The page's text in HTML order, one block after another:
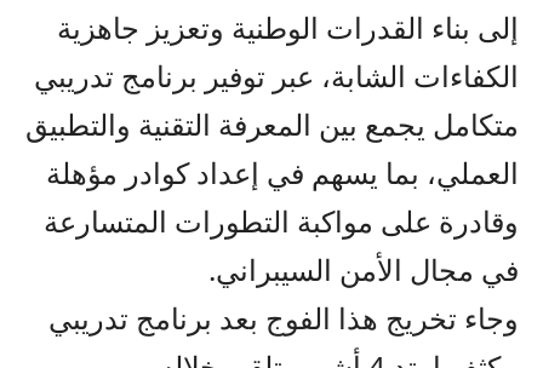
إلى بناء القدرات الوطنية وتعزيز جاهزية
الكفاءات الشابة، عبر توفير برنامج تدريبي
متكامل يجمع بين المعرفة التقنية والتطبيق
العملي، بما يسهم في إعداد كوادر مؤهلة
وقادرة على مواكبة التطورات المتسارعة
في مجال الأمن السيبراني.
وجاء تخريج هذا الفوج بعد برنامج تدريبي